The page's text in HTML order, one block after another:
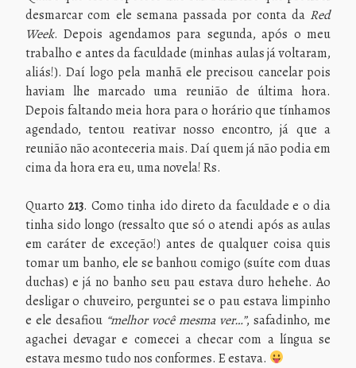
desmarcar com ele semana passada por conta da Red
Week. Depois agendamos para segunda, após o meu
trabalho e antes da faculdade (minhas aulas já voltaram,
aliás!). Daí logo pela manhã ele precisou cancelar pois
haviam lhe marcado uma reunião de última hora.
Depois faltando meia hora para o horário que tínhamos
agendado, tentou reativar nosso encontro, já que a
reunião não aconteceria mais. Daí quem já não podia em
cima da hora era eu, uma novela! Rs.
Quarto 213. Como tinha ido direto da faculdade e o dia
tinha sido longo (ressalto que só o atendi após as aulas
em caráter de exceção!) antes de qualquer coisa quis
tomar um banho, ele se banhou comigo (suíte com duas
duchas) e já no banho seu pau estava duro hehehe. Ao
desligar o chuveiro, perguntei se o pau estava limpinho
e ele desafiou “melhor você mesma ver…”, safadinho, me
agachei devagar e comecei a checar com a língua se
estava mesmo tudo nos conformes. E estava.